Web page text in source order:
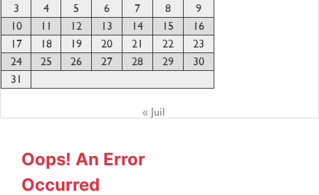
3
4 5 6 7 8
9
10
12 13 14 15
16
17
18 19 20 21 22
23
24
25 26 27 28 29
30
31
« Juil